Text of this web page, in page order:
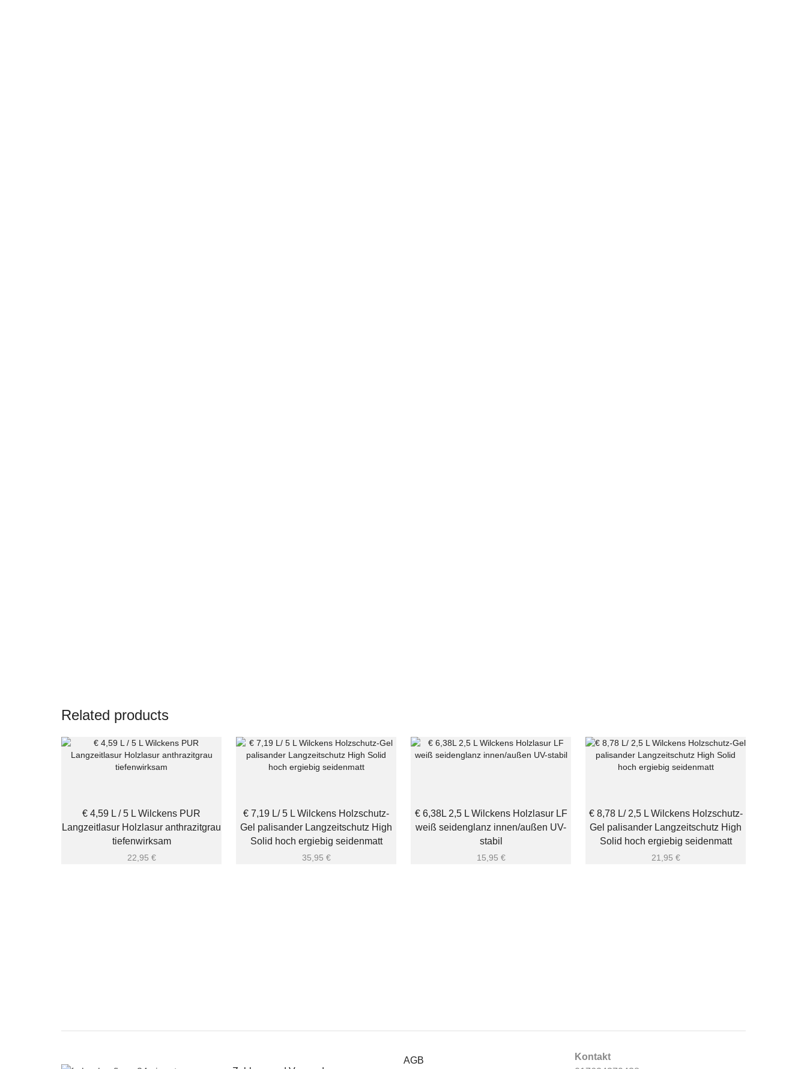
Related products
€ 4,59 L / 5 L Wilckens PUR
Langzeitlasur Holzlasur anthrazitgrau
tiefenwirksam
22,95 €
€ 7,19 L/ 5 L Wilckens Holzschutz-
Gel palisander Langzeitschutz High
Solid hoch ergiebig seidenmatt
35,95 €
€ 6,38L 2,5 L Wilckens Holzlasur LF
weiß seidenglanz innen/außen UV-
stabil
15,95 €
€ 8,78 L/ 2,5 L Wilckens Holzschutz-
Gel palisander Langzeitschutz High
Solid hoch ergiebig seidenmatt
21,95 €
AGB
Kontakt